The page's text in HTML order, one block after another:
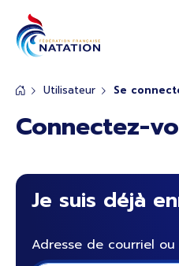
Utilisateur Se
Connectez-
Je suis déjà
Adresse de courriel
Panneau de gestion des